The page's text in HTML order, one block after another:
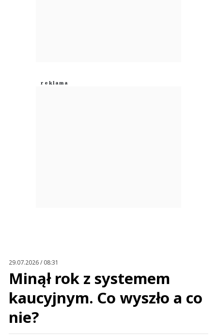
29.07.2026 / 08:31
Minął rok z systemem
kaucyjnym. Co wyszło a co
nie?